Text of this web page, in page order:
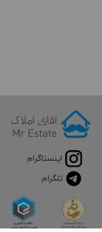
اینستاگرام
تلگرام